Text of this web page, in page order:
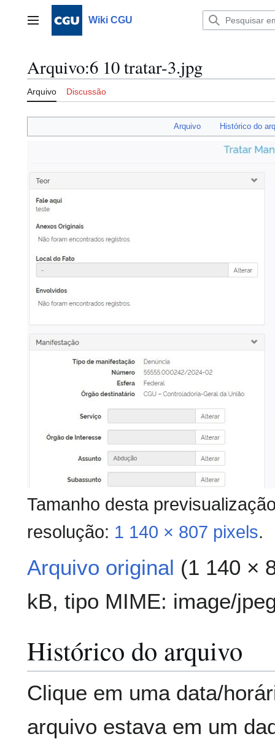
Menu principalWiki CGU
Arquivo:6 10 tratar-3.jpg
Arquivo Discussão
Arquivo Histórico do
Tamanho desta
resolução: 1 140 × 807 pixels.
Arquivo original (1 140 ×
kB, tipo MIME: image/
Histórico do arquivo
Clique em uma data/
arquivo estava em um